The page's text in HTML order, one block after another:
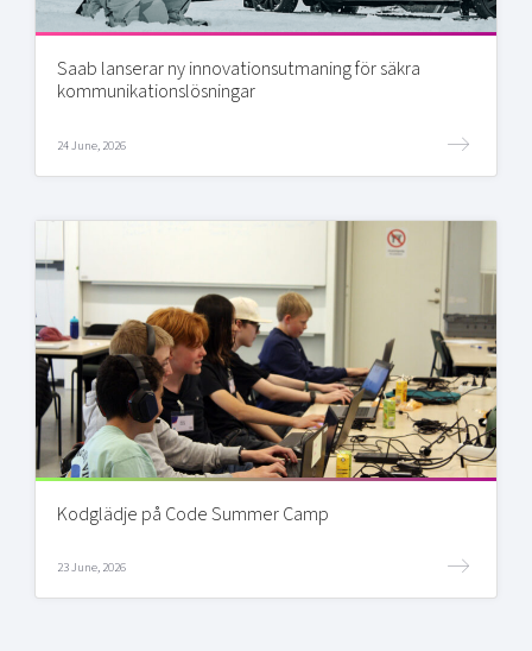
Saab lanserar ny innovationsutmaning för säkra
kommunikationslösningar
24 June, 2026
Kodglädje på Code Summer Camp
23 June, 2026